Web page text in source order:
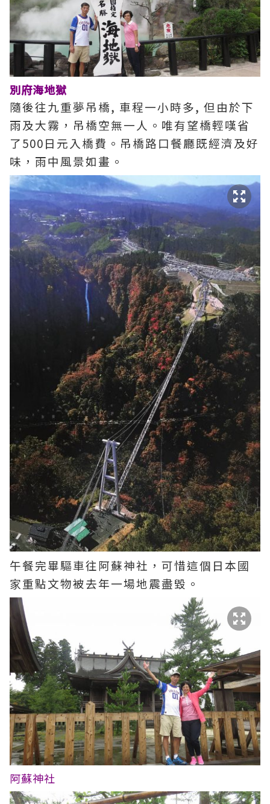
別府海地獄
隨後往九重夢吊橋, 車程一小時多, 但由於下
雨及大霧，吊橋空無一人。唯有望橋輕嘆省
了500日元入橋費。吊橋路口餐廳既經濟及好
味，雨中風景如畫。
午餐完畢驅車往阿蘇神社，可惜這個日本國
家重點文物被去年一場地震盡毀。
阿蘇神社